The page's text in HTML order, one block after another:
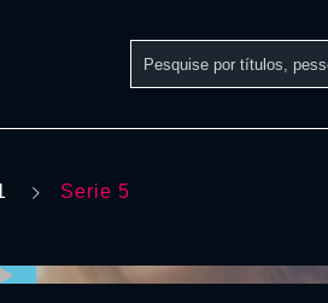
Serie 5